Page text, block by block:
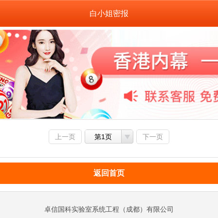
白小姐密报
上一页 第1页 下一页
返回首页
卓信国科实验室系统工程（成都）有限公司